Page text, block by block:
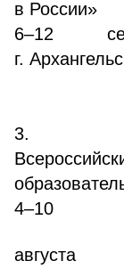
в России»
6–12
г.
3.
4–10
августа